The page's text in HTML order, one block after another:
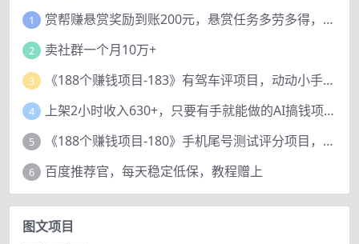
1 赏帮赚悬赏奖励到账200元，悬赏任务多劳多得，人人可做。
2 卖社群一个月10万+
3 《188个赚钱项目-183》有驾车评项目，动动小手，复制粘贴赚44元！
4 上架2小时收入630+，只要有手就能做的AI搞钱项目，奶奶看完都能学会!
5 《188个赚钱项目-180》手机尾号测试评分项目，短视频直播日赚200+
6 百度推荐官，每天稳定低保，教程赠上
图文项目